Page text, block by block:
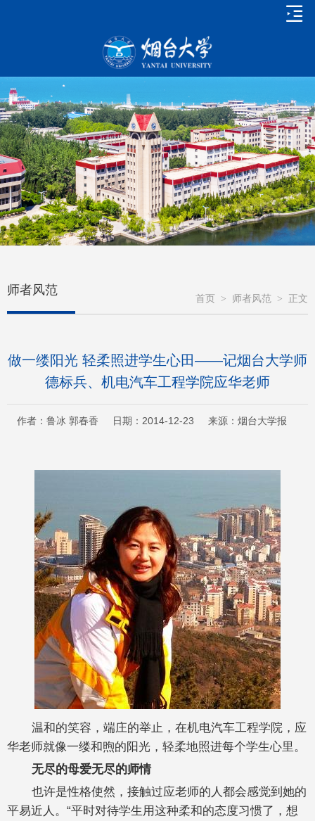
师者风范
首页 > 师者风范 > 正文
做一缕阳光 轻柔照进学生心田——记烟台大学师
德标兵、机电汽车工程学院应华老师
作者：鲁冰 郭春香 日期：2014-12-23 来源：烟台大学报
温和的笑容，端庄的举止，在机电汽车工程学院，应
华老师就像一缕和煦的阳光，轻柔地照进每个学生心里。
无尽的母爱无尽的师情
也许是性格使然，接触过应老师的人都会感觉到她的
平易近人。“平时对待学生用这种柔和的态度习惯了，想